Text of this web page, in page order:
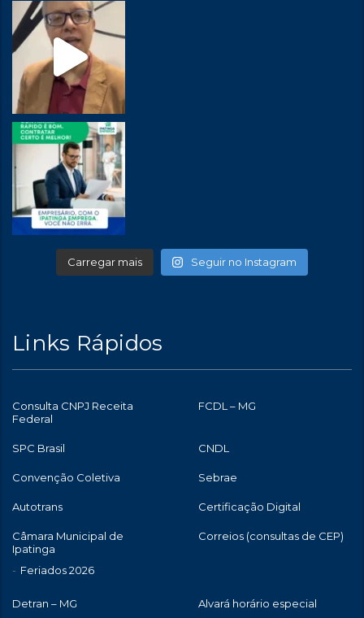
Carregar mais Seguir no Instagram
Links Rápidos
Consulta CNPJ Receita
Federal
FCDL – MG
SPC Brasil CNDL
Convenção Coletiva Sebrae
Autotrans Certificação Digital
Câmara Municipal de
Ipatinga
Feriados 2026
Correios (consultas de CEP)
Detran – MG Alvará horário especial